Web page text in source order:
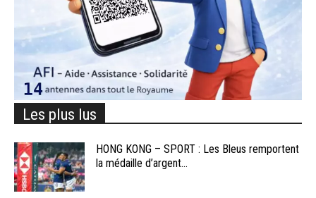
Les plus lus
HONG KONG – SPORT : Les Bleus remportent
la médaille d’argent...